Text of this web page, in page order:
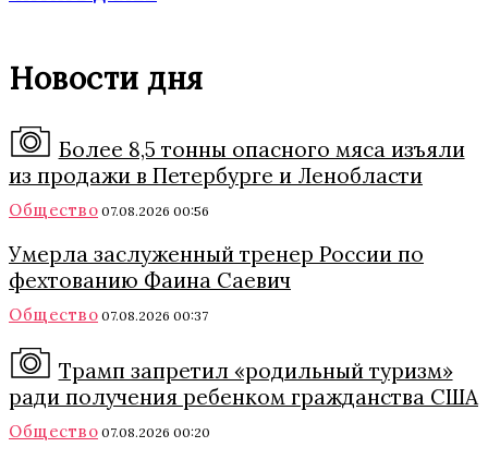
Новости дня
Более 8,5 тонны опасного мяса изъяли
из продажи в Петербурге и Ленобласти
Общество 07.08.2026 00:56
Умерла заслуженный тренер России по
фехтованию Фаина Саевич
Общество 07.08.2026 00:37
Трамп запретил «родильный туризм»
ради получения ребенком гражданства США
Общество 07.08.2026 00:20